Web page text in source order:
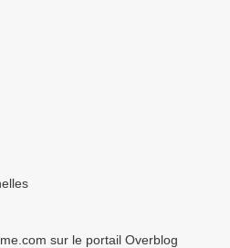
sur le portail Overblog